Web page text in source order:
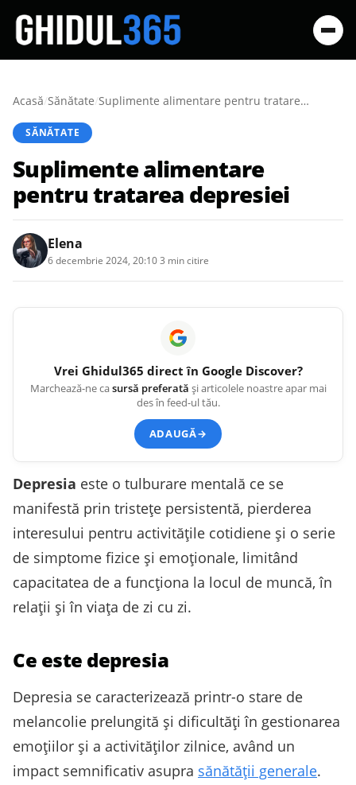
Acasă/Sănătate/ Suplimente alimentare pentru tratarea depresiei
SĂNĂTATE
Suplimente alimentare
pentru tratarea depresiei
Elena
6 decembrie 2024, 20:103 min citire
Vrei Ghidul365 direct în Google Discover?
Marchează-ne casursă preferată și articolele noastre apar mai
des în feed-ul tău.
ADAUGĂ→
Depresia este o tulburare mentală ce se
manifestă prin tristețe persistentă, pierderea
interesului pentru activitățile cotidiene și o serie
de simptome fizice și emoționale, limitând
capacitatea de a funcționa la locul de muncă, în
relații și în viața de zi cu zi.
Ce este depresia
Depresia se caracterizează printr-o stare de
melancolie prelungită și dificultăți în gestionarea
emoțiilor și a activităților zilnice, având un
impact semnificativ asupra sănătății generale.